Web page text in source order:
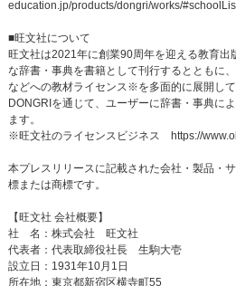
education.jp/products/dongri/works/
■旺文社について
旺文社は2021年に創業90周年を迎える教育出
な辞書・事典を書籍として刊行するとともに
などへの教材ライセンス※を多面的に展開し
DONGRIを通じて、ユーザーに辞書・事典に
ます。
※旺文社のライセンスビジネス
https://
本プレスリリースに記載された会社・製品・
標または商標です。
【旺文社 会社概要】
社 名：株式会社 旺文社
代表者：代表取締役社長 生駒大壱
設立日：1931年10月1日
所在地：東京都新宿区横寺町55